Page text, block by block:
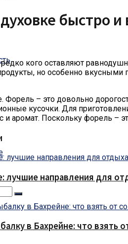
быстро и
кого оставляют
но особенно
Форель – это довольно
кусочки. Для
и аромат. Поскольку форель –
лучшие направления для
в Бахрейне: что взять